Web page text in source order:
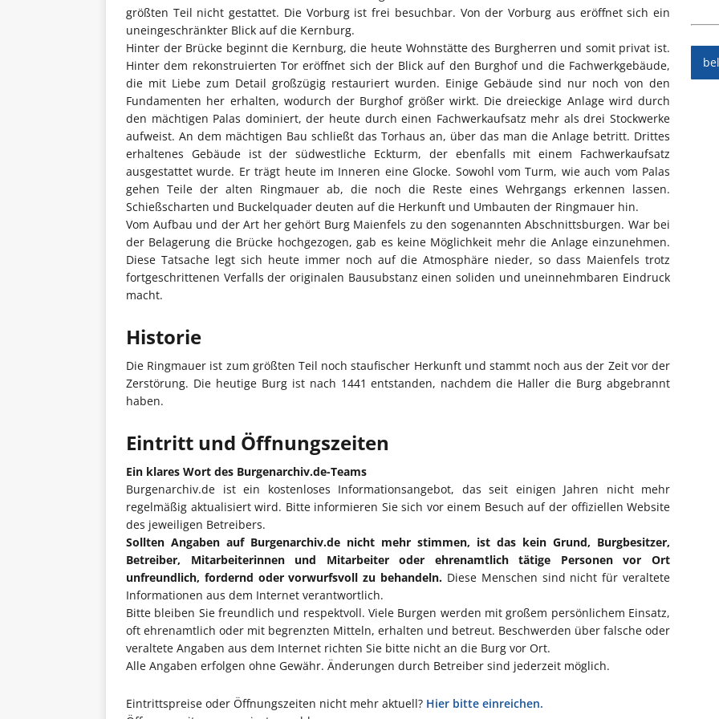
größten Teil nicht gestattet. Die Vorburg ist frei besuchbar. Von der Vorburg aus eröffnet sich ein
uneingeschränkter Blick auf die Kernburg.
Hinter der Brücke beginnt die Kernburg, die heute Wohnstätte des Burgherren und somit privat ist.
Hinter dem rekonstruierten Tor eröffnet sich der Blick auf den Burghof und die Fachwerkgebäude,
die mit Liebe zum Detail großzügig restauriert wurden. Einige Gebäude sind nur noch von den
Fundamenten her erhalten, wodurch der Burghof größer wirkt. Die dreieckige Anlage wird durch
den mächtigen Palas dominiert, der heute durch einen Fachwerkaufsatz mehr als drei Stockwerke
aufweist. An dem mächtigen Bau schließt das Torhaus an, über das man die Anlage betritt. Drittes
erhaltenes Gebäude ist der südwestliche Eckturm, der ebenfalls mit einem Fachwerkaufsatz
ausgestattet wurde. Er trägt heute im Inneren eine Glocke. Sowohl vom Turm, wie auch vom Palas
gehen Teile der alten Ringmauer ab, die noch die Reste eines Wehrgangs erkennen lassen.
Schießscharten und Buckelquader deuten auf die Herkunft und Umbauten der Ringmauer hin.
Vom Aufbau und der Art her gehört Burg Maienfels zu den sogenannten Abschnittsburgen. War bei
der Belagerung die Brücke hochgezogen, gab es keine Möglichkeit mehr die Anlage einzunehmen.
Diese Tatsache legt sich heute immer noch auf die Atmosphäre nieder, so dass Maienfels trotz
fortgeschrittenen Verfalls der originalen Bausubstanz einen soliden und uneinnehmbaren Eindruck
macht.
Historie
Die Ringmauer ist zum größten Teil noch staufischer Herkunft und stammt noch aus der Zeit vor der
Zerstörung. Die heutige Burg ist nach 1441 entstanden, nachdem die Haller die Burg abgebrannt
haben.
Eintritt und Öffnungszeiten
Ein klares Wort des Burgenarchiv.de-Teams
Burgenarchiv.de ist ein kostenloses Informationsangebot, das seit einigen Jahren nicht mehr
regelmäßig aktualisiert wird. Bitte informieren Sie sich vor einem Besuch auf der offiziellen Website
des jeweiligen Betreibers.
Sollten Angaben auf Burgenarchiv.de nicht mehr stimmen, ist das kein Grund, Burgbesitzer,
Betreiber, Mitarbeiterinnen und Mitarbeiter oder ehrenamtlich tätige Personen vor Ort
unfreundlich, fordernd oder vorwurfsvoll zu behandeln. Diese Menschen sind nicht für veraltete
Informationen aus dem Internet verantwortlich.
Bitte bleiben Sie freundlich und respektvoll. Viele Burgen werden mit großem persönlichem Einsatz,
oft ehrenamtlich oder mit begrenzten Mitteln, erhalten und betreut. Beschwerden über falsche oder
veraltete Angaben aus dem Internet richten Sie bitte nicht an die Burg vor Ort.
Alle Angaben erfolgen ohne Gewähr. Änderungen durch Betreiber sind jederzeit möglich.
Eintrittspreise oder Öffnungszeiten nicht mehr aktuell? Hier bitte einreichen.